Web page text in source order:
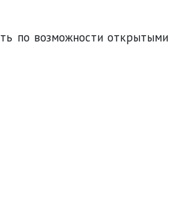
по возможности открытыми